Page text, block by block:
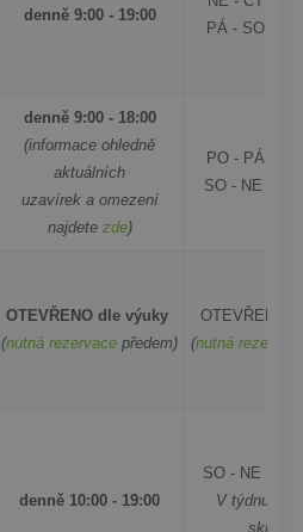
denně 9:00 - 19:00
PÁ - SO 9:30
denně 9:00 - 18:00
(informace ohledně
aktuálních
uzavírek a omezení
najdete zde)
PO - PÁ 9:30
SO - NE
OTEVŘENO dle výuky
(nutná rezervace předem)
OTEVŘENO
(nutná
denně 10:00 - 19:00
SO - NE
V týdnu pro